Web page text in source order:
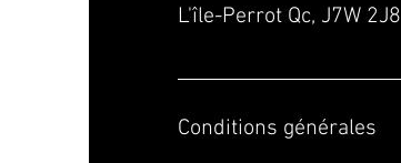
L'île-Perrot Qc, J7W 2J8
Conditions générales